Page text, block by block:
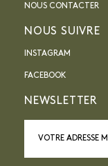
NOUS CONTACTER
NOUS SUIVRE
INSTAGRAM
FACEBOOK
NEWSLETTER